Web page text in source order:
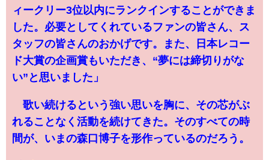
ィークリー3位以内にランクインすることができま
した。必要としてくれているファンの皆さん、ス
タッフの皆さんのおかげです。また、日本レコー
ド大賞の企画賞もいただき、“夢には締切りがな
い”と思いました」
歌い続けるという強い思いを胸に、その芯がぶ
れることなく活動を続けてきた。そのすべての時
間が、いまの森口博子を形作っているのだろう。